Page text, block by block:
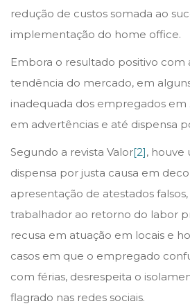
n
o
d
n
redução de custos somada ao
implementação do home office.
Embora o resultado positivo com
tendência do mercado, em
inadequada dos empregados em
em advertências e até dispensa
Segundo a revista Valor[2], houve
dispensa por justa causa em
apresentação de atestados
trabalhador ao retorno do labor
recusa em atuação em locais e
casos em que o empregado
com férias, desrespeita o
flagrado nas redes sociais.